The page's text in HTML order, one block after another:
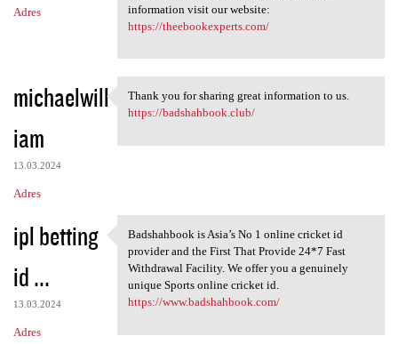
Adres
information visit our website:
https://theebookexperts.com/
michaelwill
iam
13.03.2024
Adres
Thank you for sharing great
Thank you for sharing great information to us.
https://badshahbook.club/
ipl betting
id ...
13.03.2024
Adres
Badshahbook is Asia’s No 1
Badshahbook is Asia’s No 1 online cricket id
provider and the First That Provide 24*7 Fast
Withdrawal Facility. We offer you a genuinely
unique Sports online cricket id.
https://www.badshahbook.com/